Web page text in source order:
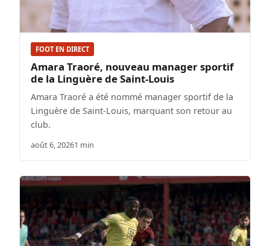
FOOT EN DIRECT
Amara Traoré, nouveau manager sportif
de la Linguère de Saint-Louis
Amara Traoré a été nommé manager sportif de la
Linguère de Saint-Louis, marquant son retour au
club.
août 6, 20261 min